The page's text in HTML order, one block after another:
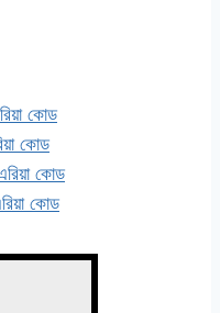
কোড
কোড
কোড
কোড